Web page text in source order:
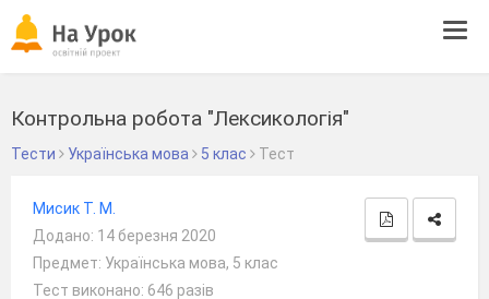
Контрольна робота "Лексикологія"
Тести Українська мова 5 клас Тест
Мисик Т. М.
Додано: 14 березня 2020
Предмет: Українська мова, 5 клас
Тест виконано: 646 разів